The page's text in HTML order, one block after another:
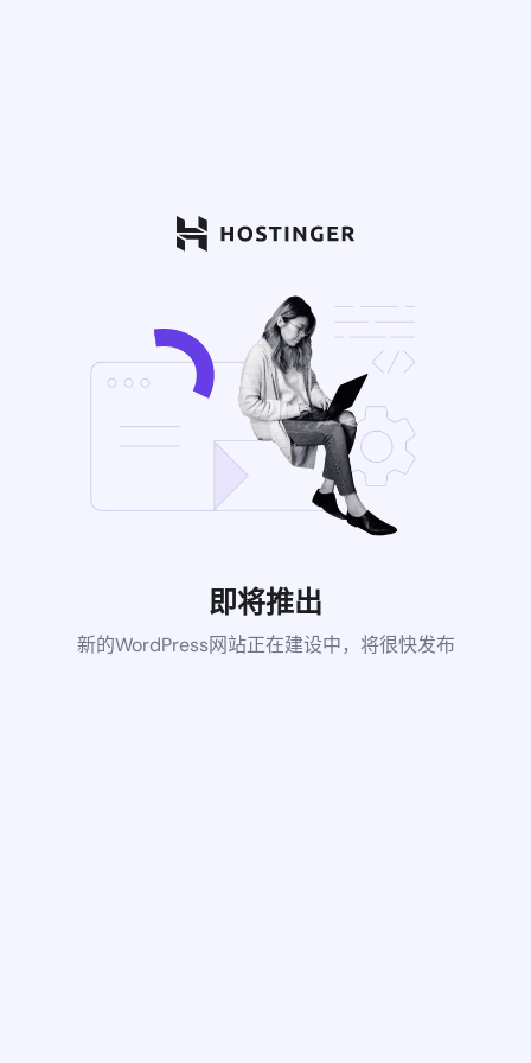
即将推出
新的WordPress网站正在建设中，将很快发布